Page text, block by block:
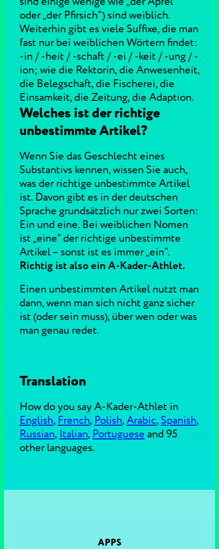
oder „der Pfirsich“) sind weiblich.
Weiterhin gibt es viele Suffixe, die man
fast nur bei weiblichen Wörtern findet:
-in / -heit / -schaft / -ei / -keit / -ung / -
ion; wie die Rektorin, die Anwesenheit,
die Belegschaft, die Fischerei, die
Einsamkeit, die Zeitung, die Adaption.
Welches ist der richtige
unbestimmte Artikel?
Wenn Sie das Geschlecht eines
Substantivs kennen, wissen Sie auch,
was der richtige unbestimmte Artikel
ist. Davon gibt es in der deutschen
Sprache grundsätzlich nur zwei Sorten:
Ein und eine. Bei weiblichen Nomen
ist „eine“ der richtige unbestimmte
Artikel – sonst ist es immer „ein“.
Richtig ist also ein A-Kader-Athlet.
Einen unbestimmten Artikel nutzt man
dann, wenn man sich nicht ganz sicher
ist (oder sein muss), über wen oder was
man genau redet.
Translation
How do you say A-Kader-Athlet in
English, French, Polish,Arabic, Spanish,
Russian, Italian, Portuguese and 95
other languages.
APPS